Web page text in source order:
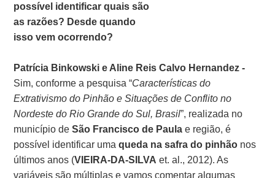
possível identificar quais são
as razões? Desde quando
isso vem ocorrendo?
Patrícia Binkowski e Aline Reis Calvo Hernandez -
Sim, conforme a pesquisa “Características do
Extrativismo do Pinhão e Situações de Conflito no
Nordeste do Rio Grande do Sul, Brasil”, realizada no
município deSão Francisco de Paula e região, é
possível identificar umaqueda na safra do pinhão nos
últimos anos (VIEIRA-DA-SILVA et. al., 2012). As
variáveis são múltiplas e vamos comentar algumas